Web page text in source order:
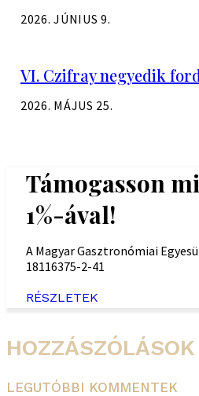
2026. JÚNIUS 9.
VI. Czifray negyedik
2026. MÁJUS 25.
Támogasson
1%-ával!
A Magyar Gasztronómiai
18116375-2-41
RÉSZLETEK
HOZZÁSZÓLÁSOK
LEGUTÓBBI KOMMENTEK